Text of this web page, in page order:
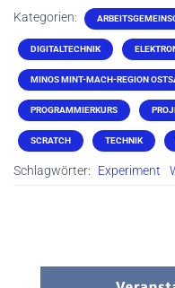
Kategorien:
DIGITALTECHNIK
MINOS MINT-MACH-REGION
PROGRAMMIERKURS
SCRATCH TECHNIK
Schlagwörter: Experiment